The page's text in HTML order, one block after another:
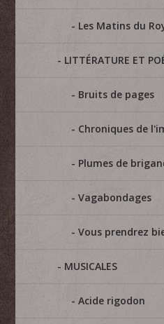
Les Matins du
LITTÉRATURE ET
Bruits de pages
Chroniques de
Plumes de
Vagabondages
Vous prendrez
MUSICALES
Acide rigodon